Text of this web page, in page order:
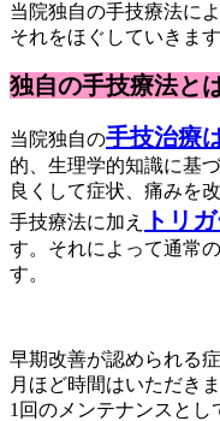
当院独自の手技療法に
それをほぐしていきます
独自の手技療法と
当院独自の手技治療
的、生理学的知識に基
良くして症状、痛みを
手技療法に加え
トリ
す。それによって通常
す。
早期改善が認められる
月ほど時間はいただき
1回のメンテナンスとし